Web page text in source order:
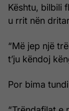
Kështu, bilbili
u rrit nën
“Më jep një
t’ju këndoj
Por bima